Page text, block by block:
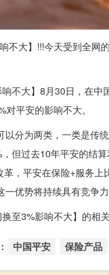
不大】!!!今天受到全网
不大】8月30日，在
平安的影响不大。
分为两类，一类是传
但过去10年平安的结
，平安在保险+服务
一优势将持续具有竞争力
至3%影响不大】的相
中国平安 保险产品